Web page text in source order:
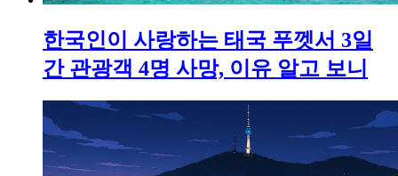
한국인이 사랑하는 태국 푸껫서 3일
간 관광객 4명 사망, 이유 알고 보니